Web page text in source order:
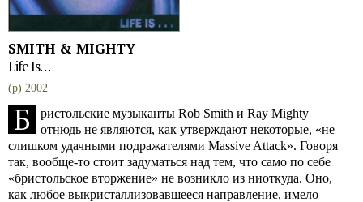
SMITH & MIGHTY
Life Is…
(p) 2002
Б
ристольские музыканты Rob Smith и Ray Mighty
отнюдь не являются, как утверждают некоторые, «не
слишком удачными подражателями Massive Attack». Говоря
так, вообще-то стоит задуматься над тем, что само по себе
«бристольское вторжение» не возникло из ниоткуда. Оно,
как любое выкристаллизовавшееся направление, имело